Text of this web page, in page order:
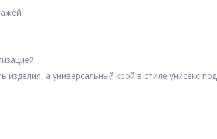
а универсальный крой в стиле унисекс